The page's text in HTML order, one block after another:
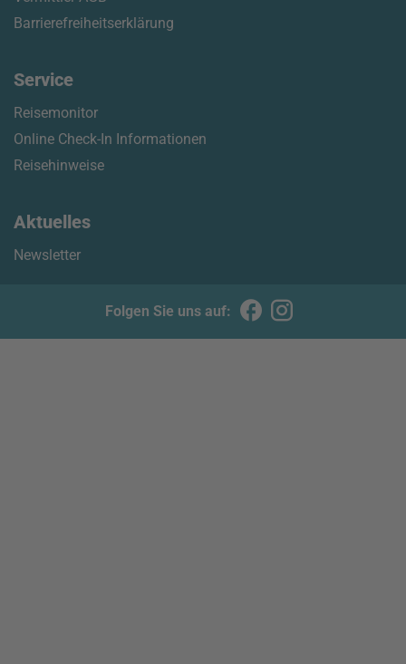
Barrierefreiheitserklärung
Service
Reisemonitor
Online Check-In Informationen
Reisehinweise
Aktuelles
Newsletter
Folgen Sie uns auf: